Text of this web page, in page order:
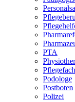
PTA
Podologe
Postboten
Polizei